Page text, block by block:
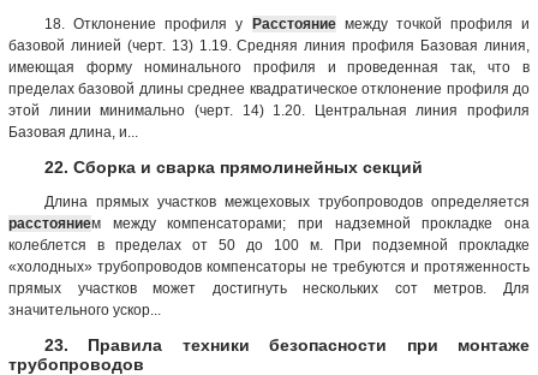
18. Отклонение про­филя у Расстояниемежду точкой профиля и
базовой линией (черт. 13) 1.19. Средняя линия профиля Базовая линия,
имеющая форму номинального профиля и проведенная так, что в
пределах базовой длины среднее квадратическое отклонение профиля до
этой линии минимально (черт. 14) 1.20. Центральная ли­ния профиля
Базовая длина, и...
22. Сборка и сварка прямолинейных секций
Длина прямых участков межцеховых трубопроводов определяется
расстоянием между компенсаторами; при надземной прокладке она
колеблется в пределах от 50 до 100 м. При подземной прокладке
«холодных» трубопроводов компенсаторы не требуются и протяженность
прямых участков может достигнуть нескольких сот метров. Для
значительного ускор...
23. Правила техники безопасности при монтаже
трубопроводов